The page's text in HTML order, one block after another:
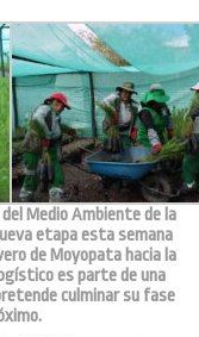
Medio Ambiente de la
etapa esta semana
de Moyopata hacia la
es parte de una
culminar su fase